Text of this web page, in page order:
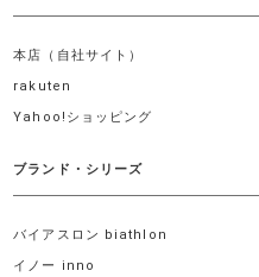
本店（自社サイト）
rakuten
Yahoo!ショッピング
ブランド・シリーズ
バイアスロン biathlon
イノー inno